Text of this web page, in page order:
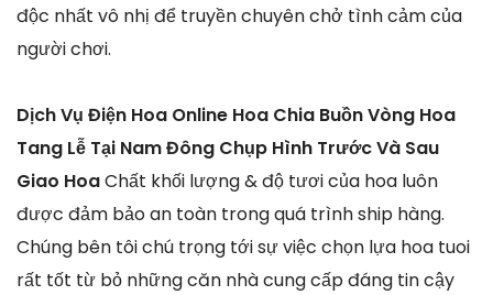
độc nhất vô nhị để truyền chuyên chở tình cảm của
người chơi.
Dịch Vụ Điện Hoa Online Hoa Chia Buồn Vòng Hoa
Tang Lễ Tại Nam Đông Chụp Hình Trước Và Sau
Giao HoaChất khối lượng & độ tươi của hoa luôn
được đảm bảo an toàn trong quá trình ship hàng.
Chúng bên tôi chú trọng tới sự việc chọn lựa hoa tuoi
rất tốt từ bỏ những căn nhà cung cấp đáng tin cậy